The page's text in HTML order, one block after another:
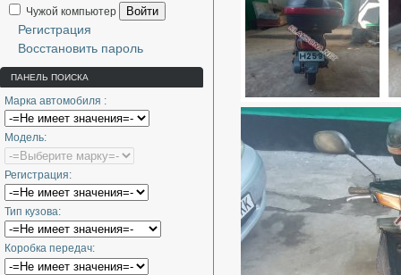
Чужой компьютер
Войти
Регистрация
Восстановить пароль
ПАНЕЛЬ ПОИСКА
Марка автомобиля :
Модель:
Регистрация:
Тип кузова:
Коробка передач: